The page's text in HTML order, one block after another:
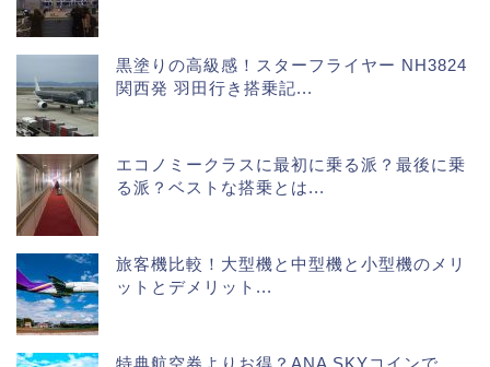
黒塗りの高級感！スターフライヤー NH3824
関西発 羽田行き搭乗記...
エコノミークラスに最初に乗る派？最後に乗
る派？ベストな搭乗とは...
旅客機比較！大型機と中型機と小型機のメリ
ットとデメリット...
特典航空券よりお得？ANA SKYコインで